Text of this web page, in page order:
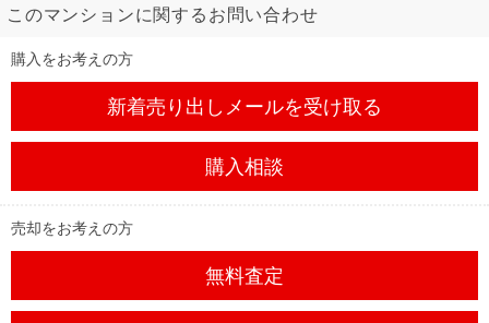
このマンションに関するお問い合わせ
購入をお考えの方
新着売り出しメールを受け取る
購入相談
売却をお考えの方
無料査定